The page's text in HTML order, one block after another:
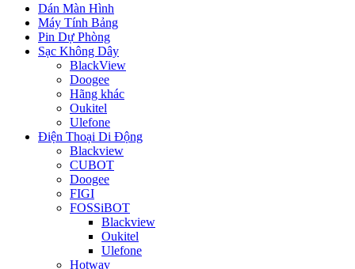
Dán Màn Hình
Máy Tính Bảng
Pin Dự Phòng
Sạc Không Dây
BlackView
Doogee
Hãng khác
Oukitel
Ulefone
Điện Thoại Di Động
Blackview
CUBOT
Doogee
FIGI
FOSSiBOT
Blackview
Oukitel
Ulefone
Hotwav